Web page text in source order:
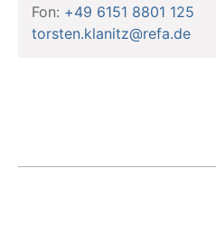
Fon: +49 6151 8801 125
torsten.klanitz@refa.de